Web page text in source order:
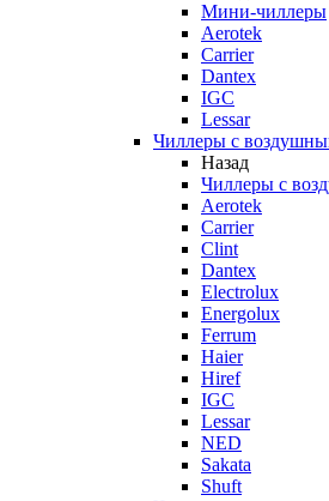
Мини-чиллеры
Aerotek
Carrier
Dantex
IGC
Lessar
Чиллеры с
Назад
Чиллеры с
Aerotek
Carrier
Clint
Dantex
Electrolux
Energolux
Ferrum
Haier
Hiref
IGC
Lessar
NED
Sakata
Shuft